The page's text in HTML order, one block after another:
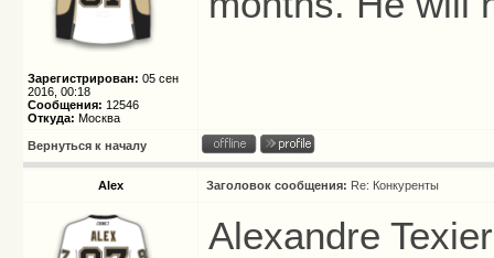
Зарегистрирован: 05 сен
2016, 00:18
Сообщения: 12546
Откуда: Москва
Вернуться к началу
Alex Заголовок сообщения: Re: Конкуренты
Alexandre